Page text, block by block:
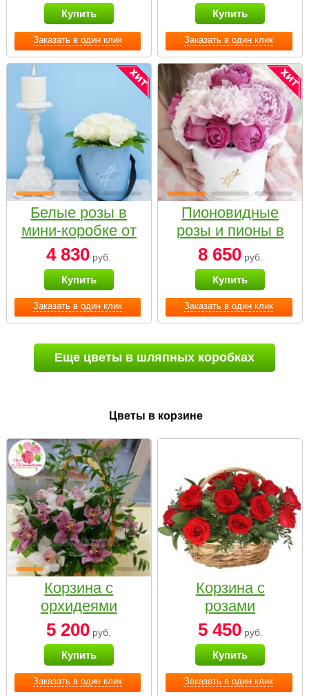
Заказать в один клик
Купить
Заказать в один клик
Купить
Заказать в один клик
Белые розы в
мини-коробке от
Bella Fiori
4 830 руб.
Купить
Заказать в один клик
Пионовидные
розы и пионы в
белой коробке
Small
8 650руб.
Купить
Еще цветы в шляпных коробках
Цветы в корзине
Заказать в один клик
Корзина с
орхидеями
малая
5 200 руб.
Купить
Заказать в один клик
Корзина с
розами
«Красный
Париж»
5 450руб.
Купить